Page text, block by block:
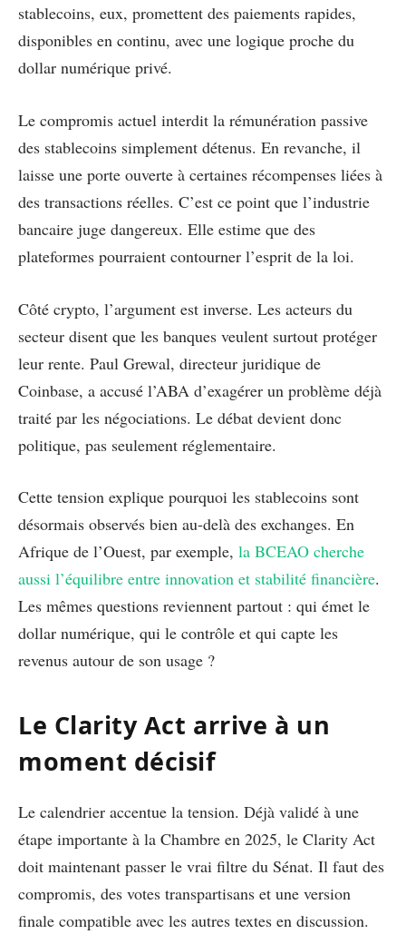
stablecoins, eux, promettent des paiements rapides,
disponibles en continu, avec une logique proche du
dollar numérique privé.
Le compromis actuel interdit la rémunération passive
des stablecoins simplement détenus. En revanche, il
laisse une porte ouverte à certaines récompenses liées à
des transactions réelles. C’est ce point que l’industrie
bancaire juge dangereux. Elle estime que des
plateformes pourraient contourner l’esprit de la loi.
Côté crypto, l’argument est inverse. Les acteurs du
secteur disent que les banques veulent surtout protéger
leur rente. Paul Grewal, directeur juridique de
Coinbase, a accusé l’ABA d’exagérer un problème déjà
traité par les négociations. Le débat devient donc
politique, pas seulement réglementaire.
Cette tension explique pourquoi les stablecoins sont
désormais observés bien au-delà des exchanges. En
Afrique de l’Ouest, par exemple, la BCEAO cherche
aussi l’équilibre entre innovation et stabilité financière.
Les mêmes questions reviennent partout : qui émet le
dollar numérique, qui le contrôle et qui capte les
revenus autour de son usage ?
Le Clarity Act arrive à un
moment décisif
Le calendrier accentue la tension. Déjà validé à une
étape importante à la Chambre en 2025, le Clarity Act
doit maintenant passer le vrai filtre du Sénat. Il faut des
compromis, des votes transpartisans et une version
finale compatible avec les autres textes en discussion.